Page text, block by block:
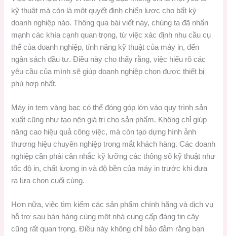
kỹ thuật mà còn là một quyết định chiến lược cho bất kỳ
doanh nghiệp nào. Thông qua bài viết này, chúng ta đã nhấn
mạnh các khía cạnh quan trọng, từ việc xác định nhu cầu cụ
thể của doanh nghiệp, tính năng kỹ thuật của máy in, đến
ngân sách đầu tư. Điều này cho thấy rằng, việc hiểu rõ các
yêu cầu của mình sẽ giúp doanh nghiệp chọn được thiết bị
phù hợp nhất.
Máy in tem vàng bạc có thể đóng góp lớn vào quy trình sản
xuất cũng như tạo nên giá trị cho sản phẩm. Không chỉ giúp
nâng cao hiệu quả công việc, mà còn tạo dựng hình ảnh
thương hiệu chuyên nghiệp trong mắt khách hàng. Các doanh
nghiệp cần phải cân nhắc kỹ lưỡng các thông số kỹ thuật như
tốc độ in, chất lượng in và độ bền của máy in trước khi đưa
ra lựa chọn cuối cùng.
Hơn nữa, việc tìm kiếm các sản phẩm chính hãng và dịch vụ
hỗ trợ sau bán hàng cùng một nhà cung cấp đáng tin cậy
cũng rất quan trọng. Điều này không chỉ bảo đảm rằng bạn